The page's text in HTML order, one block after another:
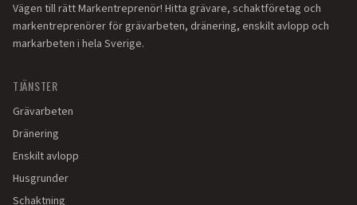
Vägen till rätt Markentreprenör! Hitta grävare, schaktföretag och
markentreprenörer för grävarbeten, dränering, enskilt avlopp och
markarbeten i hela Sverige.
TJÄNSTER
Grävarbeten
Dränering
Enskilt avlopp
Husgrunder
Schaktning